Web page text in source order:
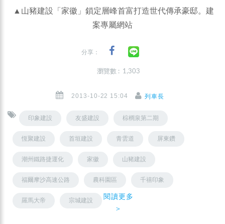
▲山豬建設「家徽」鎖定層峰首富打造世代傳承豪邸。建
案專屬網站
分享：
瀏覽數 : 1,303
2013-10-22 15:04 列車長
印象建設 友盛建設 棕櫚泉第二期
恆聚建設 首垣建設 青雲道 屏東鑽
潮州鐵路捷運化 家徽 山豬建設
福爾摩沙高速公路 農科園區 千禧印象
羅馬大帝 宗城建設
閱讀更多
＞